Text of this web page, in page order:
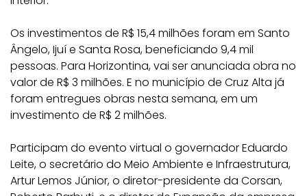
Os investimentos de R$ 15,4 milhões foram em Santo
Ângelo, Ijuí e Santa Rosa, beneficiando 9,4 mil
pessoas. Para Horizontina, vai ser anunciada obra no
valor de R$ 3 milhões. E no município de Cruz Alta já
foram entregues obras nesta semana, em um
investimento de R$ 2 milhões.
Participam do evento virtual o governador Eduardo
Leite, o secretário do Meio Ambiente e Infraestrutura,
Artur Lemos Júnior, o diretor-presidente da Corsan,